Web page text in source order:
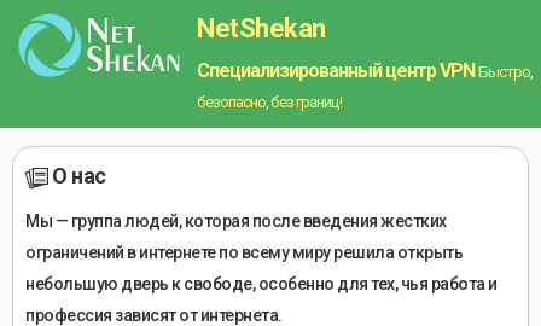
NetShekan
Специализированный центр VPN Быстро,
безопасно, без границ!
О нас
Мы — группа людей, которая после введения жестких
ограничений в интернете по всему миру решила открыть
небольшую дверь к свободе, особенно для тех, чья работа и
профессия зависят от интернета.